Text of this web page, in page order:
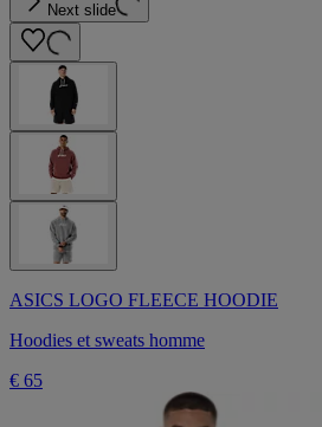
Next slide
ASICS LOGO FLEECE HOODIE
Hoodies et sweats homme
€ 65